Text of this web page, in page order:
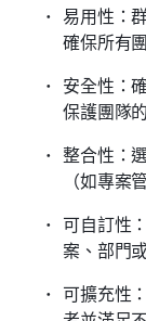
易用性：
確保所有
安全性：
保護團隊
整合性：
（如專案
可自訂性
案、部門
可擴充性